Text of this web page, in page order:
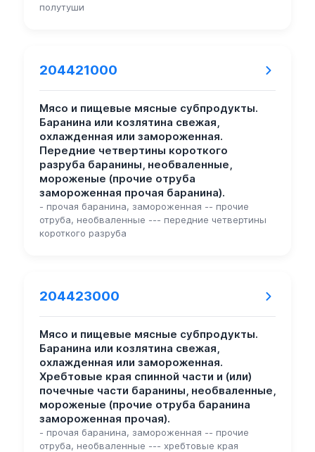
полутуши
204421000
Мясо и пищевые мясные субпродукты.
Баранина или козлятина свежая,
охлажденная или замороженная.
Передние четвертины короткого
разруба баранины, необваленные,
мороженые (прочие отруба
замороженная прочая баранина).
- прочая баранина, замороженная -- прочие
отруба, необваленные --- передние четвертины
короткого разруба
204423000
Мясо и пищевые мясные субпродукты.
Баранина или козлятина свежая,
охлажденная или замороженная.
Хребтовые края спинной части и (или)
почечные части баранины, необваленные,
мороженые (прочие отруба баранина
замороженная прочая).
- прочая баранина, замороженная -- прочие
отруба, необваленные --- хребтовые края